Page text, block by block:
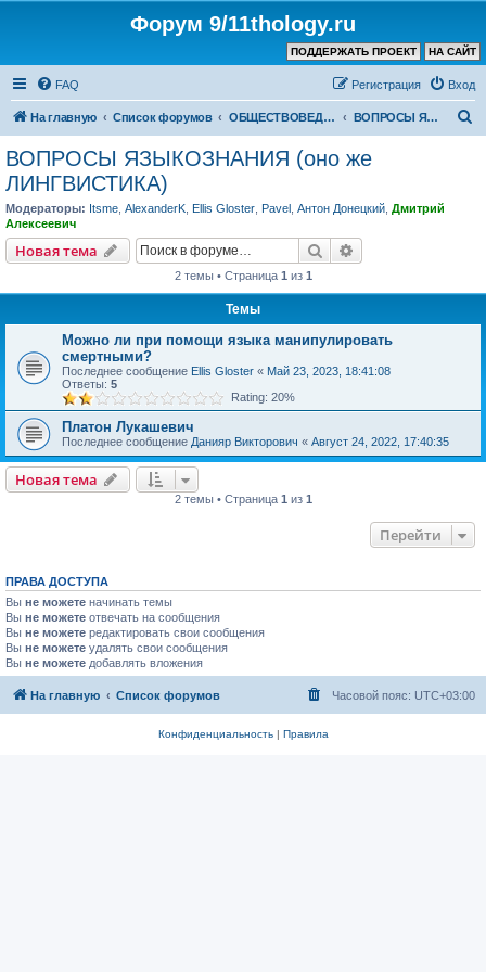
Форум 9/11thology.ru
НА САЙТ
ПОДДЕРЖАТЬ ПРОЕКТ
FAQ Вход
Регистрация
На главную Список форумов ОБЩЕСТВОВЕДЕНИЕ и РЕЛИГИЯ ВОПРОСЫ ЯЗЫКОЗНАНИЯ (оно же ЛИНГВИСТИКА)
ВОПРОСЫ ЯЗЫКОЗНАНИЯ (оно же
ЛИНГВИСТИКА)
Модераторы: Itsme AlexanderK Ellis Gloster Pavel Антон Донецкий Дмитрий
Алексеевич
Новая тема Поиск
2 темы • Страница 1 из 1
Темы
Можно ли при помощи языка манипулировать
смертными?
Последнее сообщение Ellis Gloster « Май 23, 2023, 18:41:08
Ответы: 5
Rating: 20%
Платон Лукашевич
Последнее сообщение Данияр Викторович « Август 24, 2022, 17:40:35
Новая тема
2 темы • Страница 1 из 1
Перейти
ПРАВА ДОСТУПА
Вы не можете начинать темы
Вы не можете отвечать на сообщения
Вы не можете редактировать свои сообщения
Вы не можете удалять свои сообщения
Вы не можете добавлять вложения
На главную Список форумов Часовой пояс: UTC+03:00
Конфиденциальность| Правила